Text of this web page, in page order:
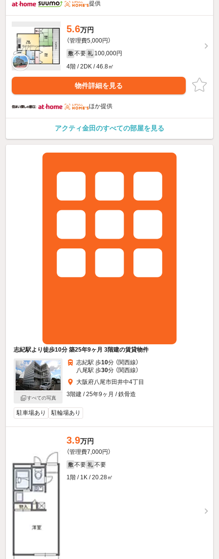
提供
5.6万円
（管理費5,000円）
敷 不要 礼 100,000円
4階 / 2DK / 46.8㎡
物件詳細を見る
ほか提供
アクティ金田のすべての部屋を見る
志紀駅より徒歩10分 築25年9ヶ月 3階建の賃貸物件
すべての写真
志紀駅 歩10分 （関西線）
八尾駅 歩30分 （関西線）
大阪府八尾市田井中4丁目
3階建 / 25年9ヶ月 / 鉄骨造
駐車場あり 駐輪場あり
3.9万円
（管理費7,000円）
敷 不要 礼 不要
1階 / 1K / 20.28㎡